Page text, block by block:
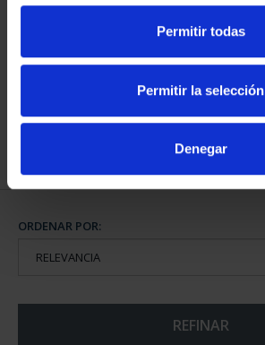
Permitir todas
Permitir la selección
Denegar
PROVINCIA COLECCION
COMPLET...
ORDENAR POR:
REFINAR